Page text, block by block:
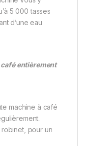
5 000 tasses
d’une eau
entièrement
machine à café
pour un